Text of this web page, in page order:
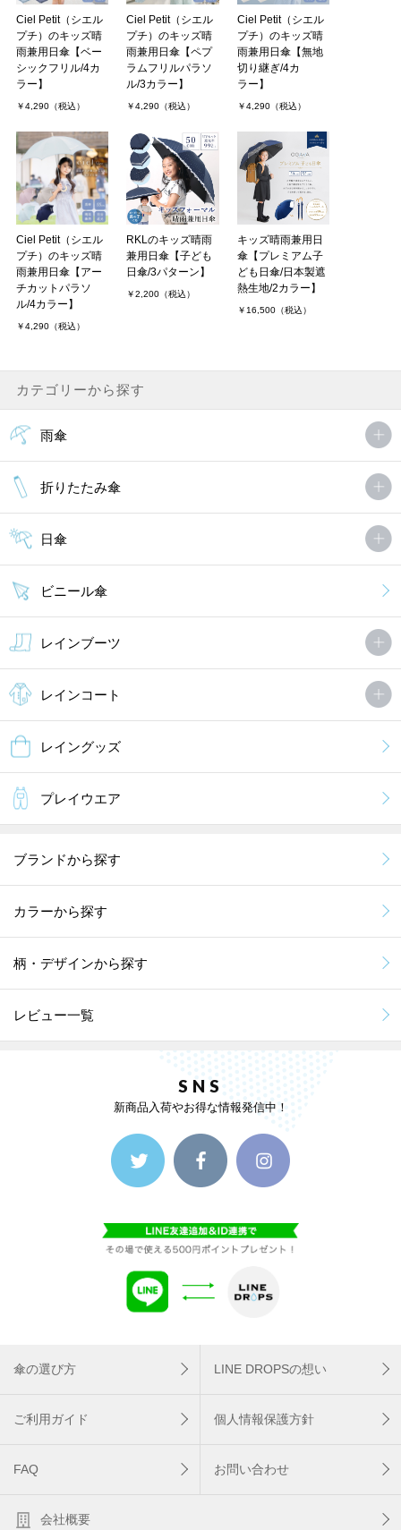
Ciel Petit（シエル
プチ）のキッズ晴
雨兼用日傘【ベー
シックフリル/4カ
ラー】
￥4,290（税込）
Ciel Petit（シエル
プチ）のキッズ晴
雨兼用日傘【ペプ
ラムフリルパラソ
ル/3カラー】
￥4,290（税込）
Ciel Petit（シエル
プチ）のキッズ晴
雨兼用日傘【無地
切り継ぎ/4カ
ラー】
￥4,290（税込）
Ciel Petit（シエル
プチ）のキッズ晴
雨兼用日傘【アー
チカットパラソ
ル/4カラー】
￥4,290（税込）
RKLのキッズ晴雨
兼用日傘【子ども
日傘/3パターン】
￥2,200（税込）
キッズ晴雨兼用日
傘【プレミアム子
ども日傘/日本製遮
熱生地/2カラー】
￥16,500（税込）
カテゴリーから探す
雨傘
折りたたみ傘
日傘
ビニール傘
レインブーツ
レインコート
レイングッズ
プレイウエア
ブランドから探す
カラーから探す
柄・デザインから探す
レビュー一覧
SNS
新商品入荷やお得な情報発信中！
傘の選び方 LINE DROPSの想い
ご利用ガイド 個人情報保護方針
FAQ お問い合わせ
会社概要